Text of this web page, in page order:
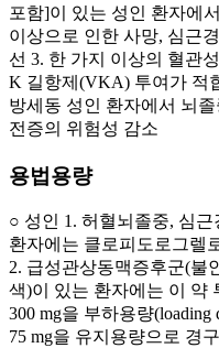
포함]이 있는 성인 환자에
이상으로 인한 사망, 심근
선 3. 한 가지 이상의 혈관
K 길항제(VKA) 투여가 적
방세동 성인 환자에서 뇌
전증의 위험성 감소
용법용량
○ 성인 1. 허혈뇌졸중, 심
환자에는 클로피도로그렐
2. 급성관상동맥증후군(불
색)이 있는 환자에는 이 약
300 mg을 부하용량
75 mg을 유지용량으로 경